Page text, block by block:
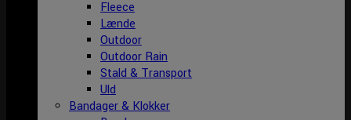
Fleece
Lænde
Outdoor
Outdoor Rain
Stald & Transport
Uld
Bandager & Klokker